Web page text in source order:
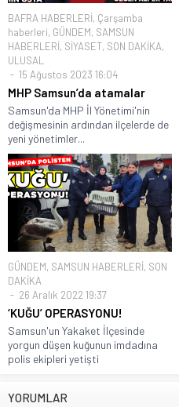
BAFRA HABERLERİ, Çarşamba
haberleri, GÜNDEM, SAMSUN
HABERLERİ, SİYASET, SON DAKİKA,
ULUSAL
15 Ağustos 2023 16:04
MHP Samsun’da atamalar
Samsun'da MHP İl Yönetimi'nin
değişmesinin ardından ilçelerde de
yeni yönetimler...
GÜNDEM, SAMSUN HABERLERİ, SON
DAKİKA
26 Aralık 2022 19:37
‘KUĞU’ OPERASYONU!
Samsun'un Yakaket İlçesinde
yorgun düşen kuğunun imdadına
polis ekipleri yetişti
YORUMLAR